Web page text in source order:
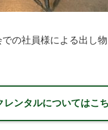
の社員様による出し
ンタルについてはこ